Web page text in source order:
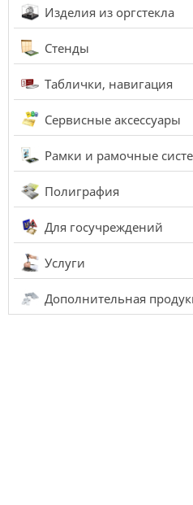
Изделия из оргстекла
Стенды
Таблички, навигация
Сервисные аксессуары
Рамки и рамочные
Полиграфия
Для госучреждений
Услуги
Дополнительная